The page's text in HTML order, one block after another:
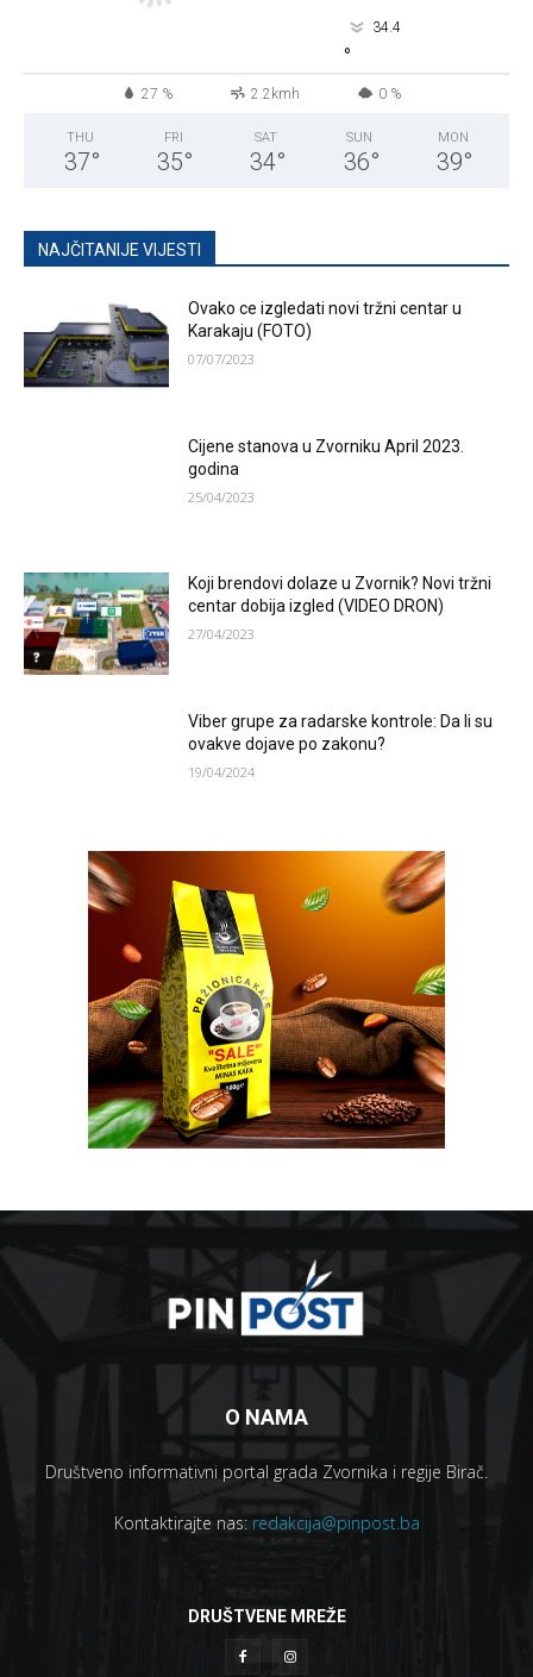
34.4
°
27 % 2.2kmh 0 %
THU
37°
FRI
35°
SAT
34°
SUN
36°
MON
39°
NAJČITANIJE VIJESTI
Ovako ce izgledati novi tržni centar u
Karakaju (FOTO)
07/07/2023
Cijene stanova u Zvorniku April 2023.
godina
25/04/2023
Koji brendovi dolaze u Zvornik? Novi tržni
centar dobija izgled (VIDEO DRON)
27/04/2023
Viber grupe za radarske kontrole: Da li su
ovakve dojave po zakonu?
19/04/2024
O NAMA
Društveno informativni portal grada Zvornika i regije Birač.
Kontaktirajte nas: redakcija@pinpost.ba
DRUŠTVENE MREŽE